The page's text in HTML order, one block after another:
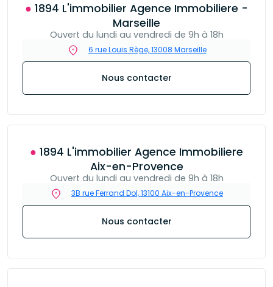
● 1894 L'immobilier Agence Immobiliere -
Marseille
Ouvert du lundi au vendredi de 9h à 18h
6 rue Louis Rège, 13008 Marseille
Nous contacter
● 1894 L'immobilier Agence Immobiliere
Aix-en-Provence
Ouvert du lundi au vendredi de 9h à 18h
3B rue Ferrand Dol, 13100 Aix-en-Provence
Nous contacter